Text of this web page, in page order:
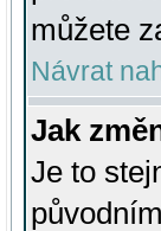
můžete
Návrat
Jak
Je to